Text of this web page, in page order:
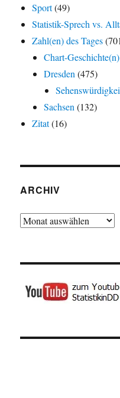
Sport(49)
Statistik-Sprech vs.
Zahl(en) des Tages
Chart-Geschichte(n)
Dresden (475)
Sachsen (132)
Zitat(16)
ARCHIV
Archiv